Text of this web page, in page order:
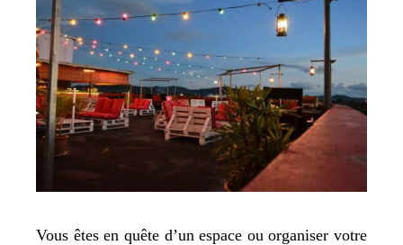
Vous êtes en quête d’un espace ou organiser votre